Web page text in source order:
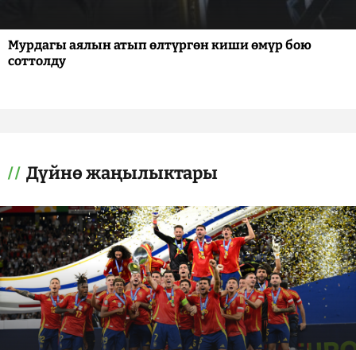
Мурдагы аялын атып өлтүргөн киши өмүр бою
соттолду
Дүйнө жаңылыктары